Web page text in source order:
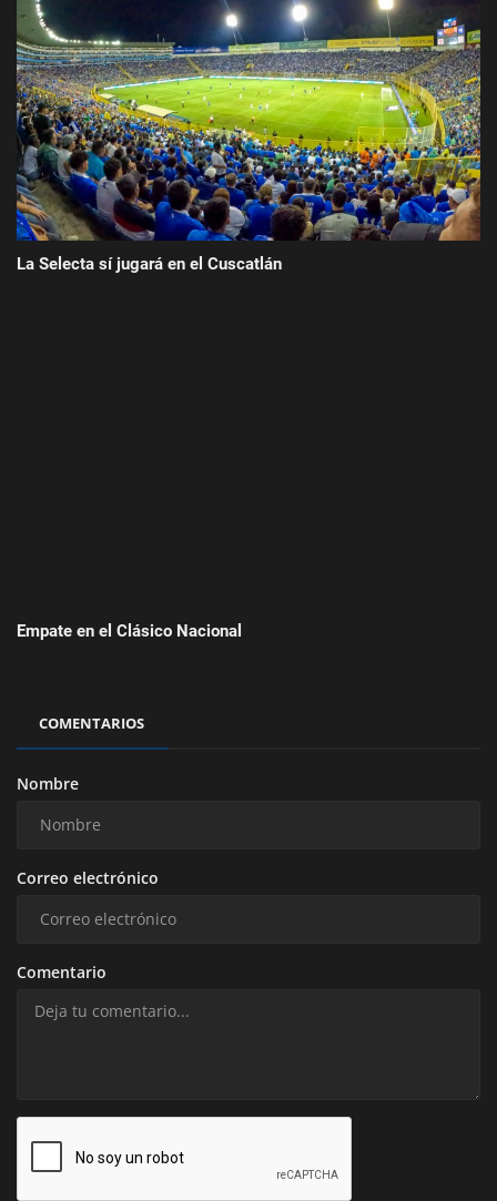
La Selecta sí jugará en el Cuscatlán
Empate en el Clásico Nacional
COMENTARIOS
Nombre
Correo electrónico
Comentario